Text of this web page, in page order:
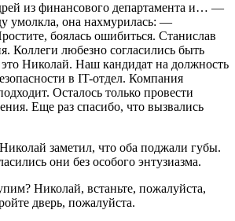
из финансового департамента и… —
умолкла, она нахмурилась: —
боялась ошибиться. Станислав
Коллеги любезно согласились быть
Николай. Наш кандидат на должность
в IT-отдел. Компания
Осталось только провести
Еще раз спасибо, что вызвались
заметил, что оба поджали губы.
они без особого энтузиазма.
Николай, встаньте, пожалуйста,
дверь, пожалуйста.